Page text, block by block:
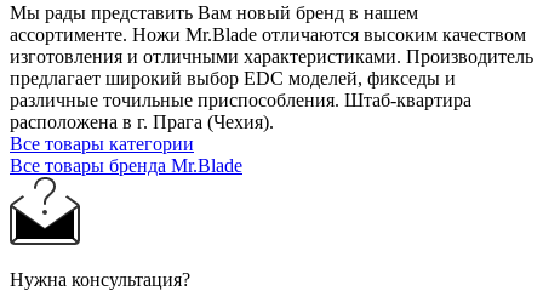
Мы рады представить Вам новый бренд в нашем
ассортименте. Ножи Mr.Blade отличаются высоким качеством
изготовления и отличными характеристиками. Производитель
предлагает широкий выбор EDC моделей, фикседы и
различные точильные приспособления. Штаб-квартира
расположена в г. Прага (Чехия).
Все товары категории
Все товары бренда Mr.Blade
Нужна консультация?